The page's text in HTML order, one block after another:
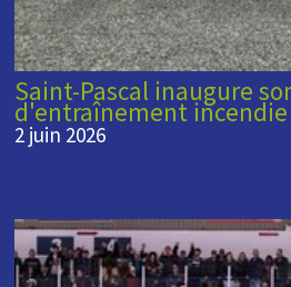
Saint-Pascal inaugure
d'entraînement
2 juin 2026